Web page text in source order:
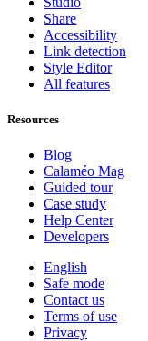
Share
Accessibility
Link detection
Style Editor
All features
Resources
Blog
Calaméo Mag
Guided tour
Case study
Help Center
Developers
English
Safe mode
Contact us
Terms of use
Privacy